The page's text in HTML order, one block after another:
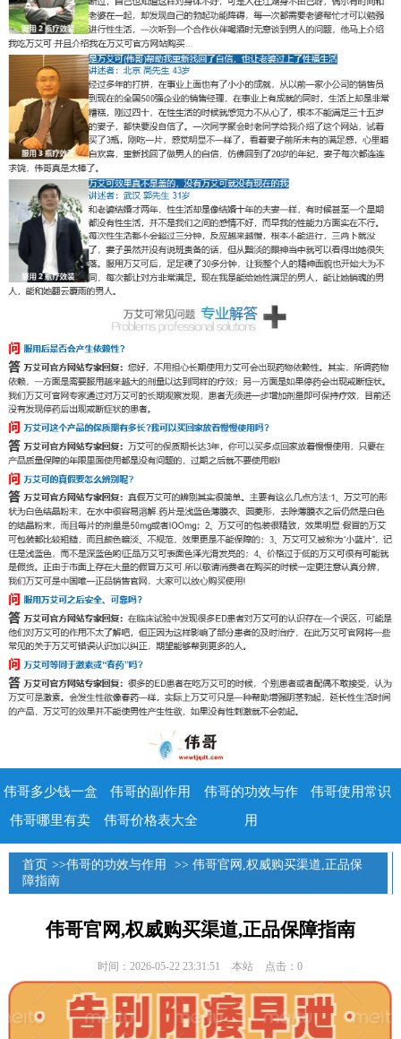
伟哥多少钱一盒 伟哥的副作用
伟哥的功效与作
用
伟哥使用常识
伟哥哪里有卖
伟哥价格表大全
首页 >>伟哥的功效与作用
>> 伟哥官网,权威购买渠道,正品保
障指南
伟哥官网,权威购买渠道,正品保障指南
时间：2026-05-22 23:31:51 本站 点击：0